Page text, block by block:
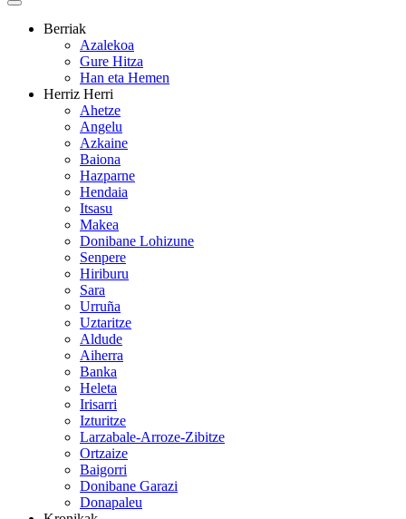
Berriak
Azalekoa
Gure Hitza
Han eta Hemen
Herriz Herri
Ahetze
Angelu
Azkaine
Baiona
Hazparne
Hendaia
Itsasu
Makea
Donibane Lohizune
Senpere
Hiriburu
Sara
Urruña
Uztaritze
Aldude
Aiherra
Banka
Heleta
Irisarri
Izturitze
Larzabale-Arroze-Zibitze
Ortzaize
Baigorri
Donibane Garazi
Donapaleu